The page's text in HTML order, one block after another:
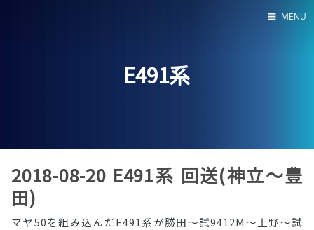
☰ MENU
E491系
2018-08-20 E491系 回送(神立〜豊
田)
マヤ50を組み込んだE491系が勝田〜試9412M〜上野〜試